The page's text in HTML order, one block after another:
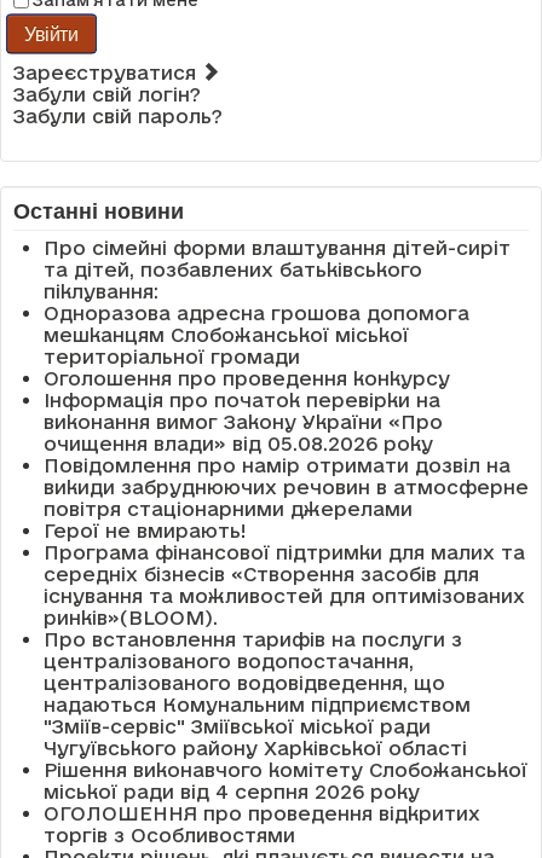
Увійти
Зареєструватися
Забули свій логін?
Забули свій пароль?
Останні новини
Про сімейні форми влаштування дітей-сиріт
та дітей, позбавлених батьківського
піклування:
Одноразова адресна грошова допомога
мешканцям Слобожанської міської
територіальної громади
Оголошення про проведення конкурсу
Інформація про початок перевірки на
виконання вимог Закону України «Про
очищення влади» від 05.08.2026 року
Повідомлення про намір отримати дозвіл на
викиди забруднюючих речовин в атмосферне
повітря стаціонарними джерелами
Герої не вмирають!
Програма фінансової підтримки для малих та
середніх бізнесів «Створення засобів для
існування та можливостей для оптимізованих
ринків»(BLOOM).
Про встановлення тарифів на послуги з
централізованого водопостачання,
централізованого водовідведення, що
надаються Комунальним підприємством
"Зміїв-сервіс" Зміївської міської ради
Чугуївського району Харківської області
Рішення виконавчого комітету Слобожанської
міської ради від 4 серпня 2026 року
ОГОЛОШЕННЯ про проведення відкритих
торгів з Особливостями